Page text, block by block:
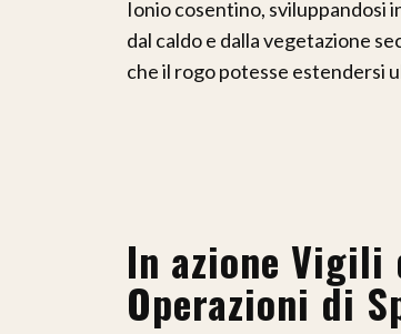
Ionio cosentino, sviluppandosi
dal caldo e dalla vegetazione
che il rogo potesse estendersi
In azione Vigili
Operazioni di